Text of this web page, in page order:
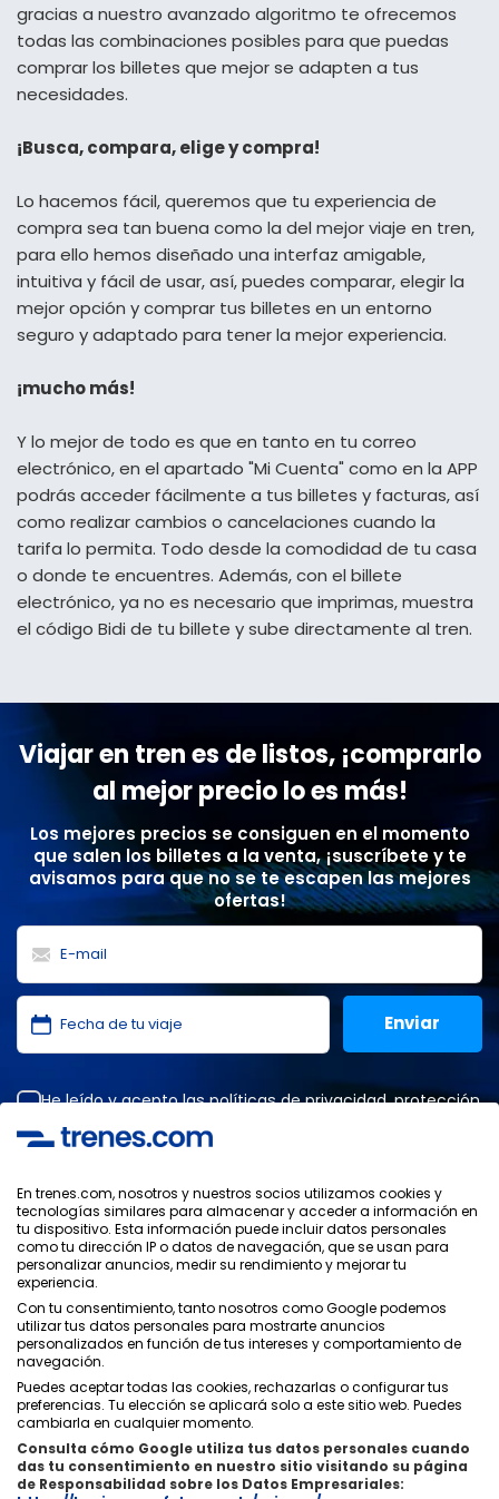
gracias a nuestro avanzado algoritmo te ofrecemos
todas las combinaciones posibles para que puedas
comprar los billetes que mejor se adapten a tus
necesidades.
¡Busca, compara, elige y compra!
Lo hacemos fácil, queremos que tu experiencia de
compra sea tan buena como la del mejor viaje en tren,
para ello hemos diseñado una interfaz amigable,
intuitiva y fácil de usar, así, puedes comparar, elegir la
mejor opción y comprar tus billetes en un entorno
seguro y adaptado para tener la mejor experiencia.
¡mucho más!
Y lo mejor de todo es que en tanto en tu correo
electrónico, en el apartado "Mi Cuenta" como en la APP
podrás acceder fácilmente a tus billetes y facturas, así
como realizar cambios o cancelaciones cuando la
tarifa lo permita. Todo desde la comodidad de tu casa
o donde te encuentres. Además, con el billete
electrónico, ya no es necesario que imprimas, muestra
el código Bidi de tu billete y sube directamente al tren.
Viajar en tren es de listos, ¡comprarlo
al mejor precio lo es más!
Los mejores precios se consiguen en el momento
que salen los billetes a la venta, ¡suscríbete y te
avisamos para que no se te escapen las mejores
ofertas!
He leído y acepto laspolíticas de privacidad,protección
SOLUTIONS.
Política de Privacidad
Condiciones Generales
Política de Seguridad
Contacto
Quiénes Somos ixigo
En trenes.com, nosotros y nuestros socios utilizamos cookies y
tecnologías similares para almacenar y acceder a información en
tu dispositivo. Esta información puede incluir datos personales
como tu dirección IP o datos de navegación, que se usan para
personalizar anuncios, medir su rendimiento y mejorar tu
experiencia.
Con tu consentimiento, tanto nosotros como Google podemos
utilizar tus datos personales para mostrarte anuncios
personalizados en función de tus intereses y comportamiento de
navegación.
Puedes aceptar todas las cookies, rechazarlas o configurar tus
preferencias. Tu elección se aplicará solo a este sitio web. Puedes
cambiarla en cualquier momento.
Consulta cómo Google utiliza tus datos personales cuando
das tu consentimiento en nuestro sitio visitando su página
de Responsabilidad sobre los Datos Empresariales: